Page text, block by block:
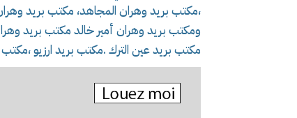
،مكتب بريد وهران المجاهد، مكتب بريد
ومكتب بريد وهران أمير خالد مكتب بريد
مكتب بريد عين الترك .مكتب بريد ارزيو